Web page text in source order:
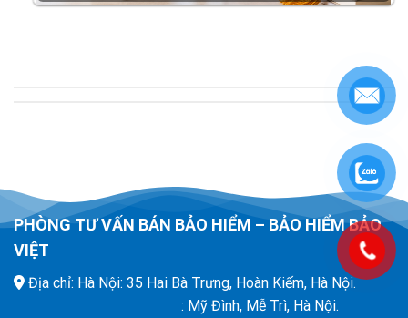
PHÒNG TƯ VẤN BÁN BẢO HIỂM – BẢO HIỂM BẢO
VIỆT
Địa chỉ: Hà Nội: 35 Hai Bà Trưng, Hoàn Kiếm, Hà Nội.
: Mỹ Đình, Mễ Trì, Hà Nội.